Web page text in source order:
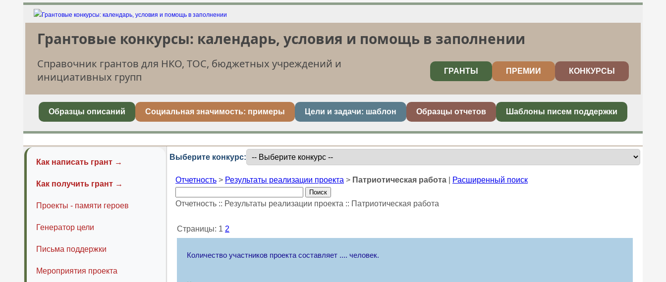
Грантовые конкурсы: календарь, условия и помощь в заполнении
Справочник грантов для НКО, ТОС, бюджетных учреждений и
инициативных групп
ГРАНТЫ ПРЕМИИ КОНКУРСЫ
Образцы описаний Социальная значимость: примеры Цели и задачи: шаблон Образцы отчетов Шаблоны писем поддержки
Как написать грант →
Как получить грант →
Проекты - памяти героев
Генератор цели
Письма поддержки
Мероприятия проекта
Выберите конкурс:
Отчетность > Результаты реализации проекта > Патриотическая работа Расширенный поиск
Отчетность :: Результаты реализации проекта :: Патриотическая работа
Страницы: 1 2
Количество участников проекта составляет .... человек.